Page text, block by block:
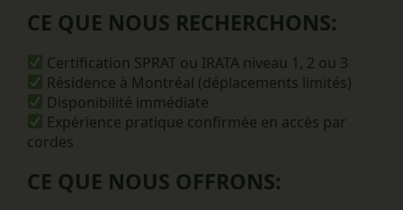
CE QUE NOUS RECHERCHONS:
Certification SPRAT ou IRATA niveau 1, 2 ou 3
Résidence à Montréal (déplacements limités)
Disponibilité immédiate
Expérience pratique confirmée en accès par
cordes
CE QUE NOUS OFFRONS: